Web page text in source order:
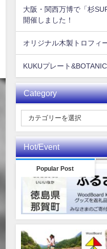
大阪・関西万博で「杉
開催しました！
オリジナル木製トロフィ
KUKUプレート
Category
Hot/Event
Popular Post
データはありません